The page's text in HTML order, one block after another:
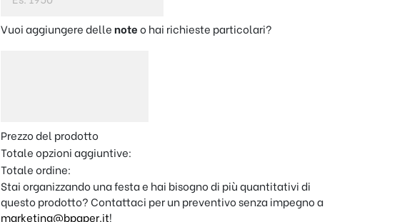
Vuoi aggiungere dellenoteo hai richieste particolari?
Prezzo del prodotto
Totale opzioni aggiuntive:
Totale ordine:
Stai organizzando una festa e hai bisogno di più quantitativi di
questo prodotto? Contattaci per un preventivo senza impegno a
marketing@bpaper.it!